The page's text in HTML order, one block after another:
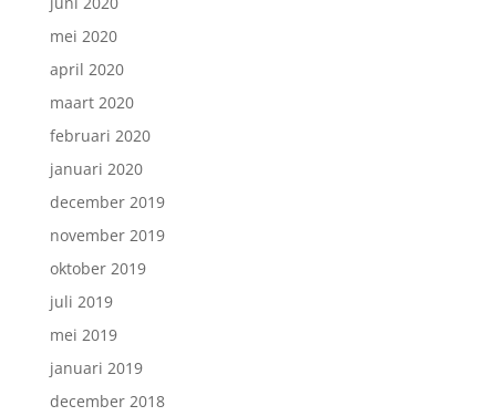
mei 2020
april 2020
maart 2020
februari 2020
januari 2020
december 2019
november 2019
oktober 2019
juli 2019
mei 2019
januari 2019
december 2018